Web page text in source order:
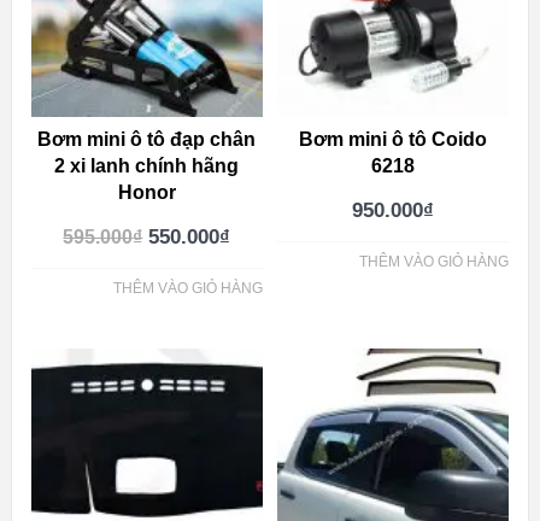
Bơm mini ô tô đạp chân
2 xi lanh chính hãng
Honor
595.000₫ 550.000₫
THÊM VÀO GIỎ HÀNG
Bơm mini ô tô Coido
6218
950.000₫
THÊM VÀO GIỎ HÀNG